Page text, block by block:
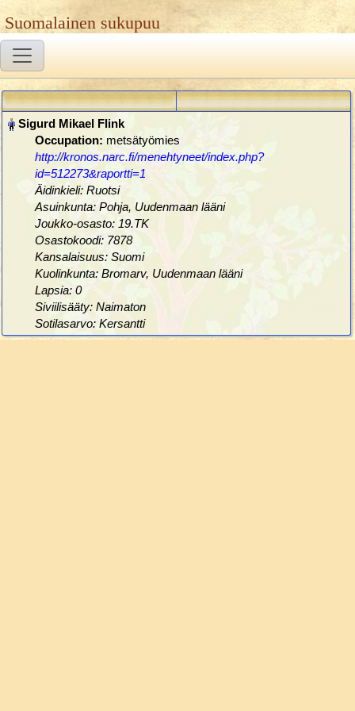
Suomalainen sukupuu
Occupation: metsätyömies
http://kronos.narc.fi/menehtyneet/index.php?
id=512273&raportti=1
Äidinkieli: Ruotsi
Asuinkunta: Pohja, Uudenmaan lääni
Joukko-osasto: 19.TK
Osastokoodi: 7878
Kansalaisuus: Suomi
Kuolinkunta: Bromarv, Uudenmaan lääni
Lapsia: 0
Siviilisääty: Naimaton
Sotilasarvo: Kersantti